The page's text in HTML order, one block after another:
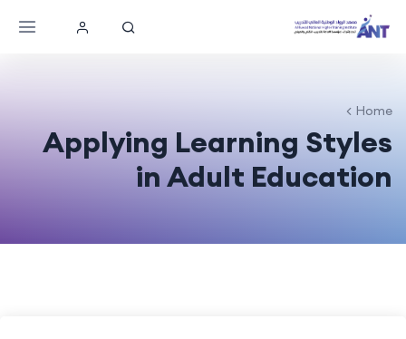
Home
Applying Learning Styles
in Adult Education